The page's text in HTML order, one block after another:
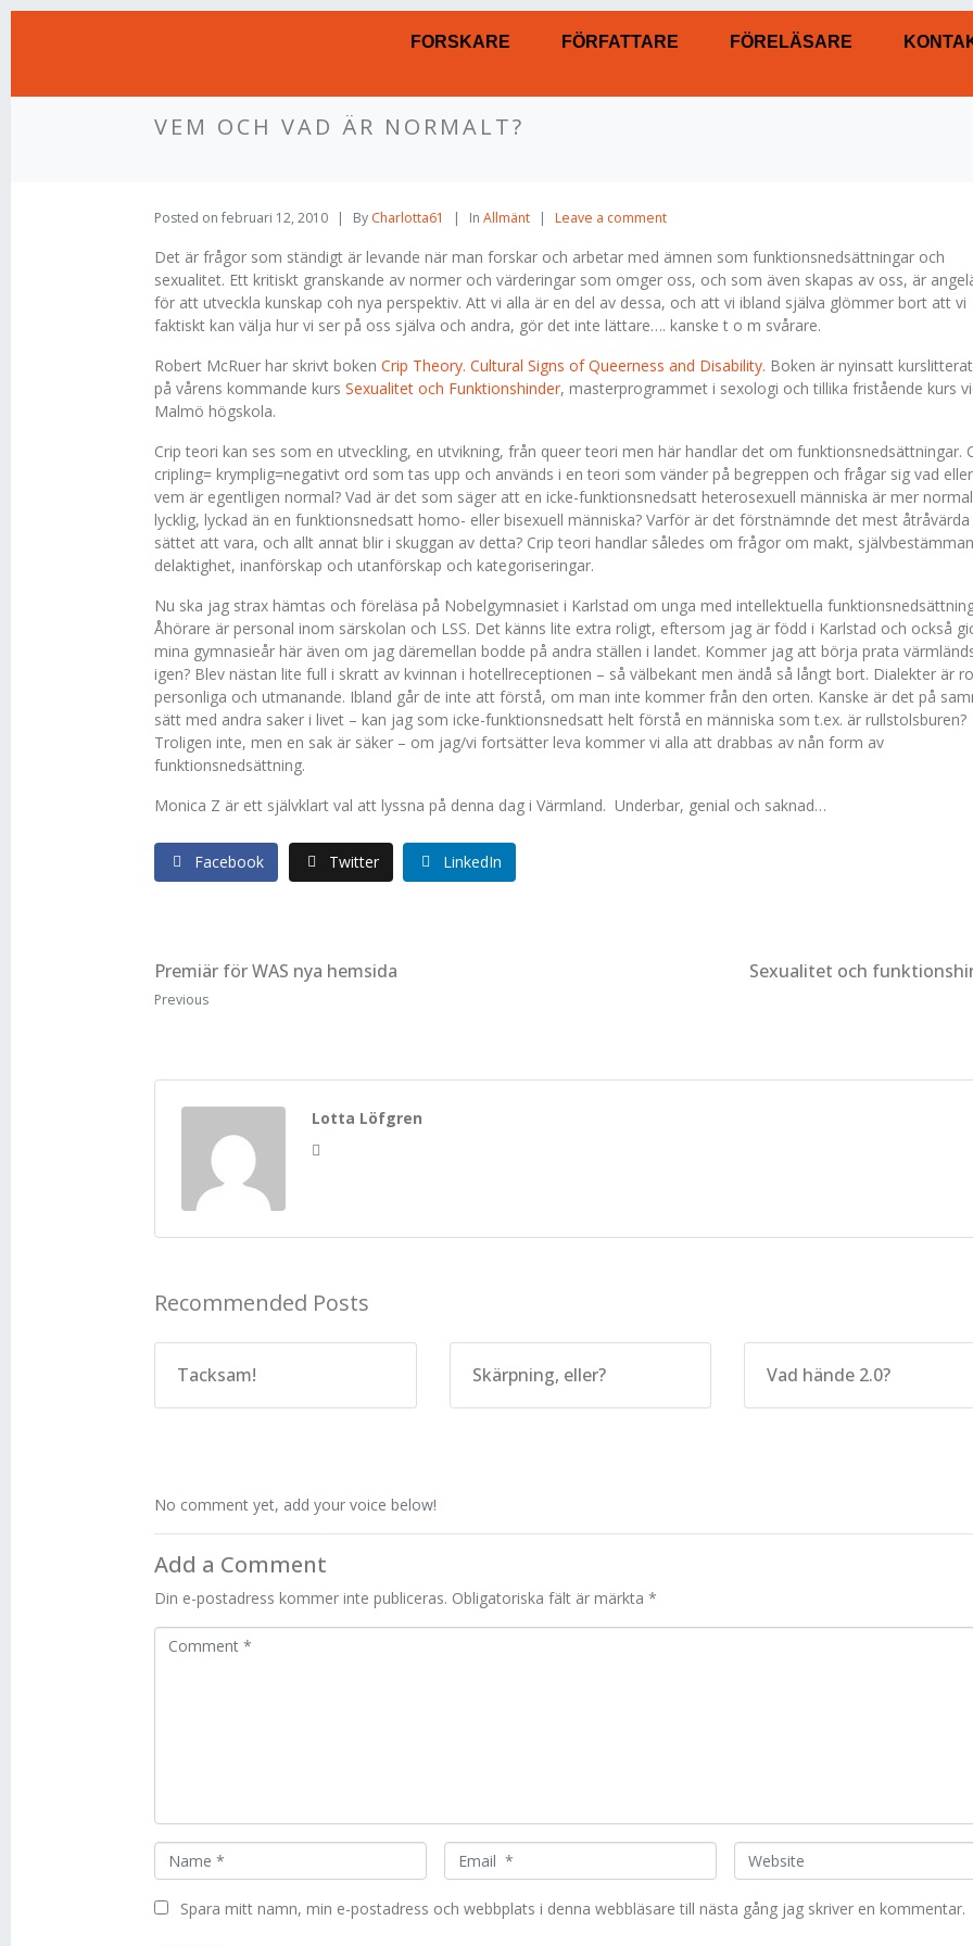
FORSKARE FÖRFATTARE FÖRELÄSARE
VEM OCH VAD ÄR NORMALT?
Posted onfebruari 12, 2010 By Charlotta61 In Allmänt Leave a comment
Det är frågor som ständigt är levande när man forskar och arbetar med ämnen som funktionsnedsättningar och
sexualitet. Ett kritiskt granskande av normer och värderingar som omger oss, och som även skapas av oss, är
för att utveckla kunskap coh nya perspektiv. Att vi alla är en del av dessa, och att vi ibland själva glömmer bort att vi
faktiskt kan välja hur vi ser på oss själva och andra, gör det inte lättare…. kanske t o m svårare.
Robert McRuer har skrivt boken Crip Theory. Cultural Signs of Queerness and Disability. Boken är nyinsatt
på vårens kommande kurs Sexualitet och Funktionshinder, masterprogrammet i sexologi och tillika fristående kurs
Malmö högskola.
Crip teori kan ses som en utveckling, en utvikning, från queer teori men här handlar det om funktionsnedsättningar.
cripling= krymplig=negativt ord som tas upp och används i en teori som vänder på begreppen och frågar sig vad eller
vem är egentligen normal? Vad är det som säger att en icke-funktionsnedsatt heterosexuell människa är mer
lycklig, lyckad än en funktionsnedsatt homo- eller bisexuell människa? Varför är det förstnämnde det mest åtråvärda
sättet att vara, och allt annat blir i skuggan av detta? Crip teori handlar således om frågor om makt,
delaktighet, inanförskap och utanförskap och kategoriseringar.
Nu ska jag strax hämtas och föreläsa på Nobelgymnasiet i Karlstad om unga med intellektuella
Åhörare är personal inom särskolan och LSS. Det känns lite extra roligt, eftersom jag är född i Karlstad och också
mina gymnasieår här även om jag däremellan bodde på andra ställen i landet. Kommer jag att börja prata
igen? Blev nästan lite full i skratt av kvinnan i hotellreceptionen – så välbekant men ändå så långt bort. Dialekter är
personliga och utmanande. Ibland går de inte att förstå, om man inte kommer från den orten. Kanske är det på
sätt med andra saker i livet – kan jag som icke-funktionsnedsatt helt förstå en människa som t.ex. är rullstolsburen?
Troligen inte, men en sak är säker – om jag/vi fortsätter leva kommer vi alla att drabbas av nån form av
funktionsnedsättning.
Monica Z är ett självklart val att lyssna på denna dag i Värmland. Underbar, genial och saknad…
Facebook Twitter LinkedIn
Premiär för WAS nya hemsida
Previous
Sexualitet och
Lotta Löfgren
Recommended Posts
Tacksam! Skärpning, eller? Vad hände 2.0?
No comment yet, add your voice below!
Add a Comment
Din e-postadress kommer inte publiceras. Obligatoriska fält är märkta *
a
m
e
m
a
i
e
s
Spara mitt namn, min e-postadress och webbplats i denna webbläsare till nästa gång jag skriver en kommentar.